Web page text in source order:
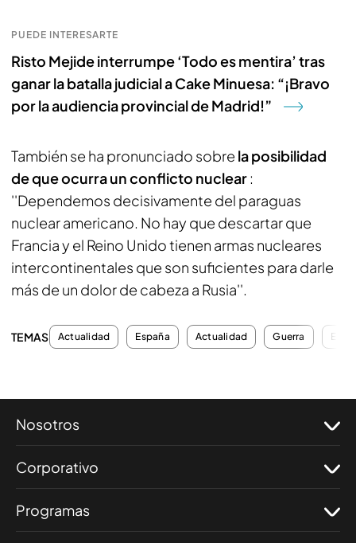
PUEDE INTERESARTE
Risto Mejide interrumpe ‘Todo es mentira’ tras
ganar la batalla judicial a Cake Minuesa: “¡Bravo
por la audiencia provincial de Madrid!”
También se ha pronunciado sobre la posibilidad
de que ocurra un conflicto nuclear:
''Dependemos decisivamente del paraguas
nuclear americano. No hay que descartar que
Francia y el Reino Unido tienen armas nucleares
intercontinentales que son suficientes para darle
más de un dolor de cabeza a Rusia''.
TEMAS Actualidad España Actualidad Guerra
Nosotros
Corporativo
Programas